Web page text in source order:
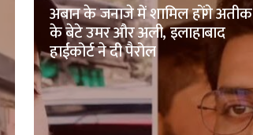
अबान के जनाजे में शामिल होंगे अतीक
के बेटे उमर और अली, इलाहाबाद
हाईकोर्ट ने दी पैरोल